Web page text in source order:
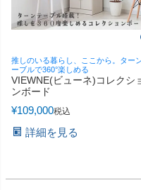
推しのいる暮らし、ここから。ター
ーブルで360°楽しめる
VIEWNE(ビューネ)コレクシ
ンボード
¥109,000税込
詳細を見る